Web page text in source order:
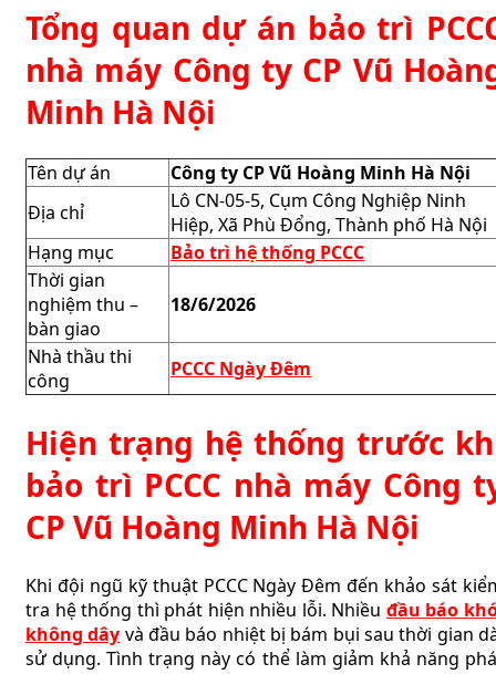
Tổng quan dự án bảo trì
nhà máy Công ty CP Vũ
Minh Hà Nội
Tên dự án
Công ty CP Vũ Hoàng Minh Hà Nội
Địa chỉ
Lô CN-05-5, Cụm Công Nghiệp Ninh
Hiệp, Xã Phù Đổng, Thành phố Hà Nội
Hạng mục
Bảo trì hệ thống PCCC
Thời gian
nghiệm thu –
bàn giao
18/6/2026
Nhà thầu thi
công
PCCC Ngày Đêm
Hiện trạng hệ thống trước
bảo trì PCCC nhà máy Công
CP Vũ Hoàng Minh Hà Nội
Khi đội ngũ kỹ thuật PCCC Ngày Đêm đến khảo sát
tra hệ thống thì phát hiện nhiều lỗi. Nhiều đầu báo
không dây và đầu báo nhiệt bị bám bụi sau thời gian
sử dụng. Tình trạng này có thể làm giảm khả năng